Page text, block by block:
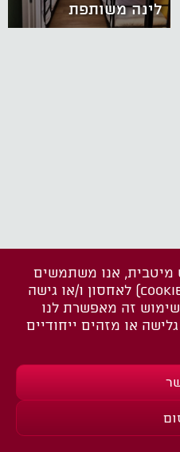
לינה משותפת
מיטבית, אנו משתמשים
בטכנולוגיות כגון עוגיות (COOKIES) לאחסון ו/או גישה
זה מאפשרת לנו
או מזהים ייחודיים